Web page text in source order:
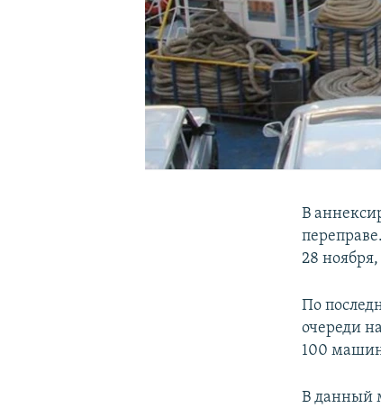
В
28
По
очереди
100
В данный